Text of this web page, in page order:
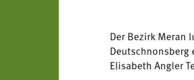
Der Bezirk Meran
Elisabeth Angler